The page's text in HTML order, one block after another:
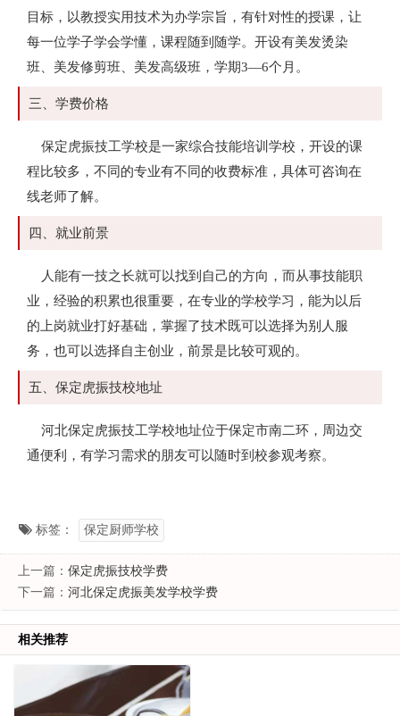
目标，以教授实用技术为办学宗旨，有针对性的授课，让
每一位学子学会学懂，课程随到随学。开设有美发烫染
班、美发修剪班、美发高级班，学期3—6个月。
三、学费价格
保定虎振技工学校是一家综合技能培训学校，开设的课
程比较多，不同的专业有不同的收费标准，具体可咨询在
线老师了解。
四、就业前景
人能有一技之长就可以找到自己的方向，而从事技能职
业，经验的积累也很重要，在专业的学校学习，能为以后
的上岗就业打好基础，掌握了技术既可以选择为别人服
务，也可以选择自主创业，前景是比较可观的。
五、保定虎振技校地址
河北保定虎振技工学校地址位于保定市南二环，周边交
通便利，有学习需求的朋友可以随时到校参观考察。
标签： 保定厨师学校
上一篇： 保定虎振技校学费
下一篇： 河北保定虎振美发学校学费
相关推荐